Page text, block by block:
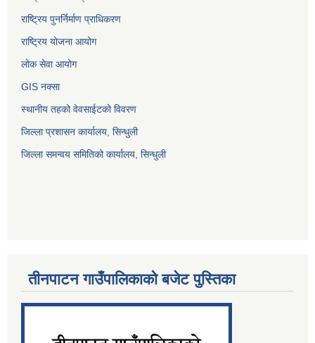
राष्ट्रिय पुनर्निर्माण प्राधिकरण
राष्ट्रिय योजना आयोग
लोक सेवा आयोग
GIS नक्सा
स्थानीय तहको वेवसाईटको विवरण
जिल्ला प्रशासन कार्यालय, सिन्धुली
जिल्ला समन्वय समितिको कार्यालय, सिन्धुली
तीनपाटन गाउँपालिकाको बजेट पुस्तिका